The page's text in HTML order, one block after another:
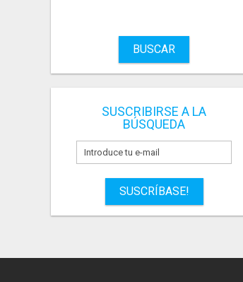
BUSCAR
SUSCRIBIRSE A LA
BÚSQUEDA
SUSCRÍBASE!